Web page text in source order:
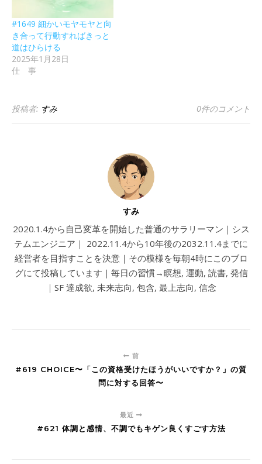
#1649 細かいモヤモヤと向
き合って行動すればきっと
道はひらける
2025年1月28日
仕 事
投稿者: すみ 0件のコメント
すみ
2020.1.4から自己変革を開始した普通のサラリーマン｜シス
テムエンジニア｜ 2022.11.4から10年後の2032.11.4までに
経営者を目指すことを決意｜その模様を毎朝4時にこのブロ
グにて投稿しています｜毎日の習慣→瞑想, 運動, 読書, 発信
｜SF 達成欲, 未来志向, 包含, 最上志向, 信念
前
#619 CHOICE〜「この資格受けたほうがいいですか？」の質
問に対する回答〜
最近
#621 体調と感情、不調でもキゲン良くすごす方法